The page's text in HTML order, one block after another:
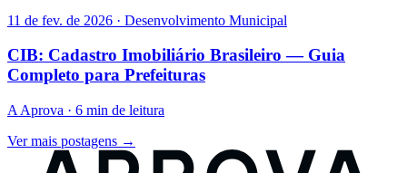
11 de fev. de 2026 · Desenvolvimento Municipal
CIB: Cadastro Imobiliário Brasileiro — Guia
Completo para Prefeituras
A Aprova · 6 min de leitura
Ver mais postagens →